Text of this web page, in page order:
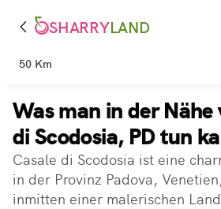
SHARRYLAND
50 Km
Was man in der Nähe
di Scodosia, PD tun
Casale di Scodosia ist eine
in der Provinz Padova,
inmitten einer malerischen